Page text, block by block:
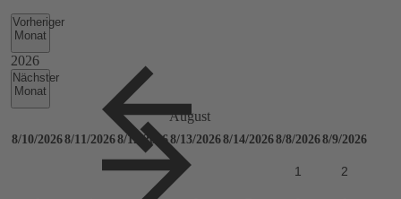
Vorheriger
Monat
Nächster
Monat